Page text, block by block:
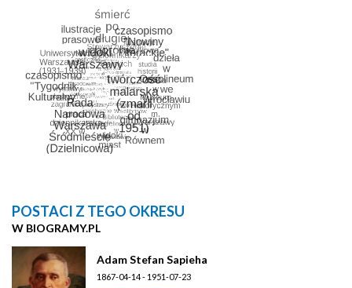
POSTACI Z TEGO OKRESU
W BIOGRAMY.PL
Adam Stefan Sapieha
1867-04-14 - 1951-07-23